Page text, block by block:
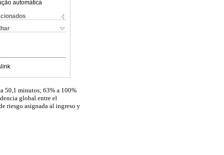
automática
50,1 minutos; 63% a 100%
global entre el
riesgo asignada al ingreso y